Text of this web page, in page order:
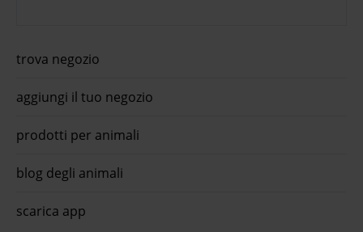
trova negozio
aggiungi il tuo negozio
prodotti per animali
blog degli animali
scarica app